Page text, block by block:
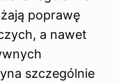
poprawę
a nawet
szczególnie